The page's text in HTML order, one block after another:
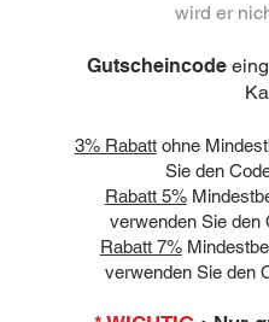
wird er
Gutscheincode
3% Rabattohne
Sie den
Rabatt 5%
verwenden Sie den
Rabatt 7%
verwenden Sie den